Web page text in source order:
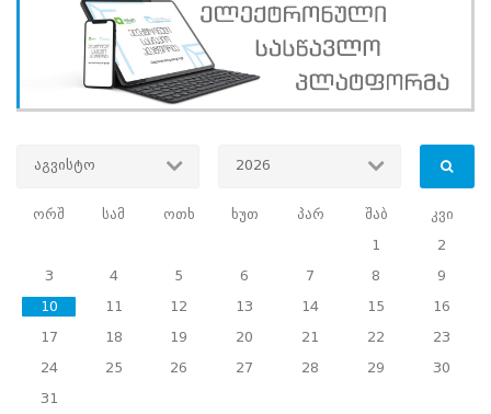
საქართველოს
სამოქმედო
შესახებ
ევროპის
საბჭოს
საარჩევნო
მხარდაჭერის
განყოფილების
მოადგილე,
აგვისტო 2026
ორშ სამ ოთხ ხუთ პარ შაბ
კვი
1
2
3
4 5 6 7 8
9
10
11 12 13 14 15
16
17
18 19 20 21 22
23
24
25 26 27 28 29
30
31